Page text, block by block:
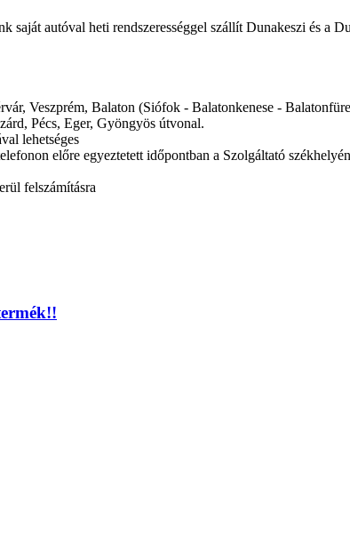
saját autóval heti rendszerességgel szállít Dunakeszi és a
Veszprém, Balaton (Siófok - Balatonkenese -
Pécs, Eger, Gyöngyös útvonal.
lehetséges
előre egyeztetett időpontban a Szolgáltató
felszámításra